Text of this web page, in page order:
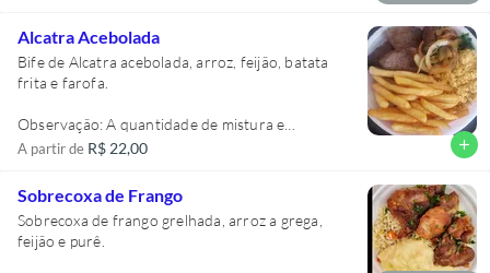
individuais. Na foto acima a marmita é tamanho
M.
Alcatra Acebolada
Bife de Alcatra acebolada, arroz, feijão, batata
frita e farofa.
Observação: A quantidade de mistura e
acompanhamentos variam de acordo com o
individuais. Na foto acima a marmita é tamanho
M.
A partir de R$ 22,00 add
Sobrecoxa de Frango
Sobrecoxa de frango grelhada, arroz a grega,
feijão e purê.